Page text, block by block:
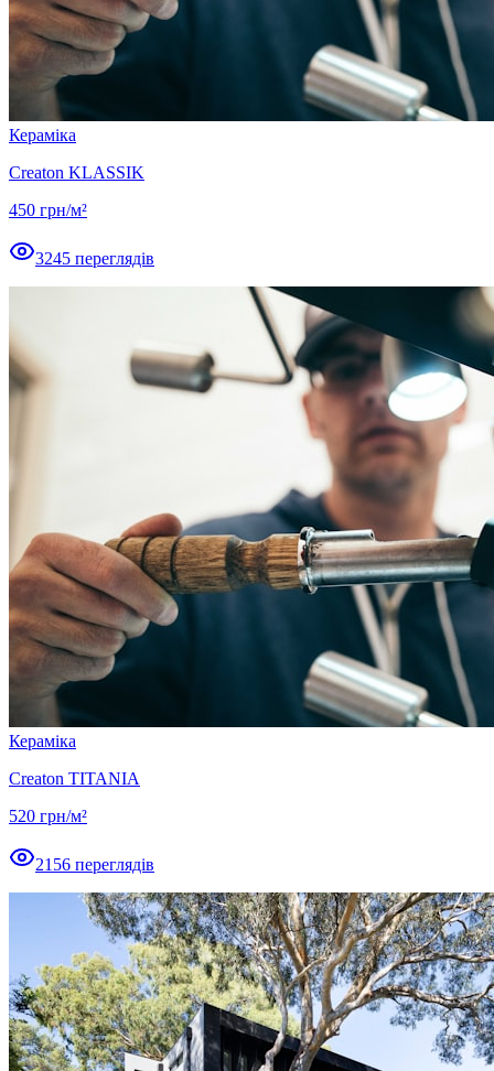
Кераміка
Creaton KLASSIK
450 грн/м²
3245 переглядів
Кераміка
Creaton TITANIA
520 грн/м²
2156 переглядів